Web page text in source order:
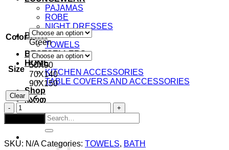
PAJAMAS
ROBE
NIGHT DRESSES
BATH
TOWELS
BESTSELLERS
HOME
KITCHEN ACCESSORIES
TABLE COVERS AND ACCESSORIES
Shop
ქართ
Search
for:
Color
Green
Size 50X90
70X140
90X150
Clear
ერთმხრივი
პირსახოცი
quantity
SKU: N/A Categories: TOWELS, BATH